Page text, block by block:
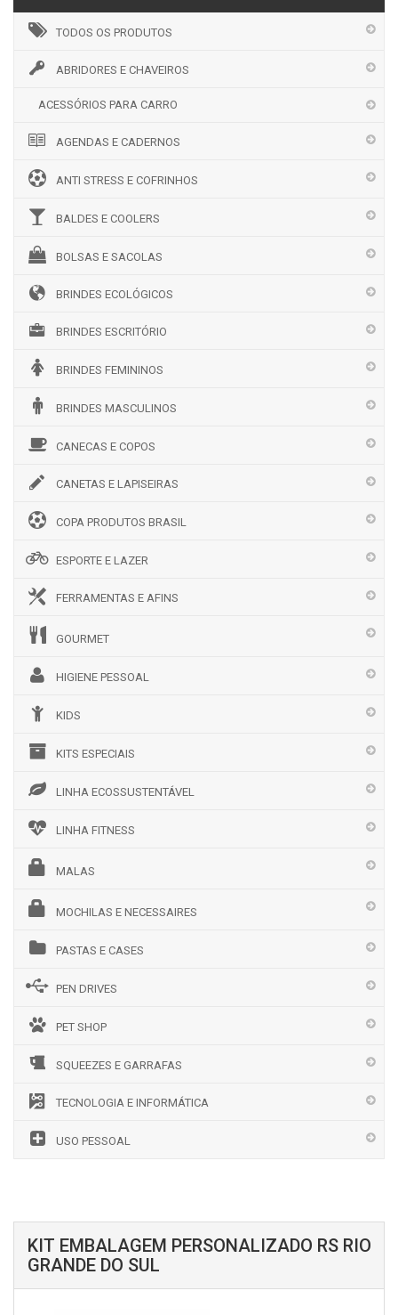
TODOS OS PRODUTOS
ABRIDORES E CHAVEIROS
ACESSÓRIOS PARA CARRO
AGENDAS E CADERNOS
ANTI STRESS E COFRINHOS
BALDES E COOLERS
BOLSAS E SACOLAS
BRINDES ECOLÓGICOS
BRINDES ESCRITÓRIO
BRINDES FEMININOS
BRINDES MASCULINOS
CANECAS E COPOS
CANETAS E LAPISEIRAS
COPA PRODUTOS BRASIL
ESPORTE E LAZER
FERRAMENTAS E AFINS
GOURMET
HIGIENE PESSOAL
KIDS
KITS ESPECIAIS
LINHA ECOSSUSTENTÁVEL
LINHA FITNESS
MALAS
MOCHILAS E NECESSAIRES
PASTAS E CASES
PEN DRIVES
PET SHOP
SQUEEZES E GARRAFAS
TECNOLOGIA E INFORMÁTICA
USO PESSOAL
KIT EMBALAGEM PERSONALIZADO RS RIO
GRANDE DO SUL